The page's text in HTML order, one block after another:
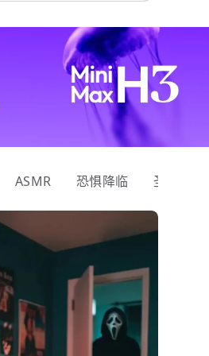
ASMR 恐惧降临 圣诞狂欢